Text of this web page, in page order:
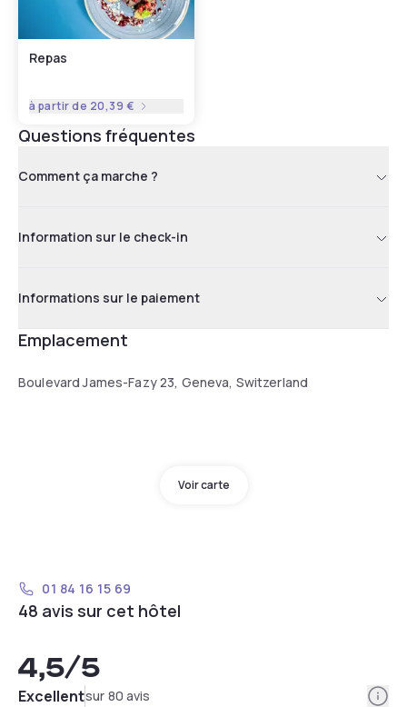
Repas
à partir de 20,39 €
Questions fréquentes
Comment ça marche ?
Information sur le check-in
Informations sur le paiement
Emplacement
Boulevard James-Fazy 23, Geneva, Switzerland
Voir carte
01 84 16 15 69
48 avis sur cet hôtel
4,5/5
Excellentsur 80 avis